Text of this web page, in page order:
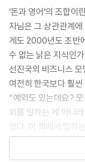
특히 가속 교육 분야
으로 도입할 수 있었
벌 수 있었다.
이처럼 영어는 내게
될 정도로 많은 재산
경험’과 ‘아주 약간의
남은 것은 열심히 일
차려보면 스스로 놀
개인적인 체험을 통
‘돈과 영어’의 조합이
자님은 그 상관관계
게도 2000년도 초반
수 없는 낡은 지식인
선진국의 비즈니스
여전히 한국보다 훨
“예외도 있는데요?
외를 말하는 게 아니
있다. 이 책에서 말하
뗄 수 있다. 이 책은
래되고 있었다. 절판